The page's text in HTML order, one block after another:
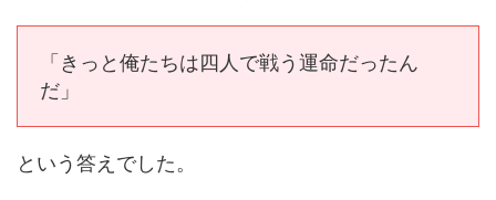
「きっと俺たちは四人で戦う運命だったん
だ」
という答えでした。